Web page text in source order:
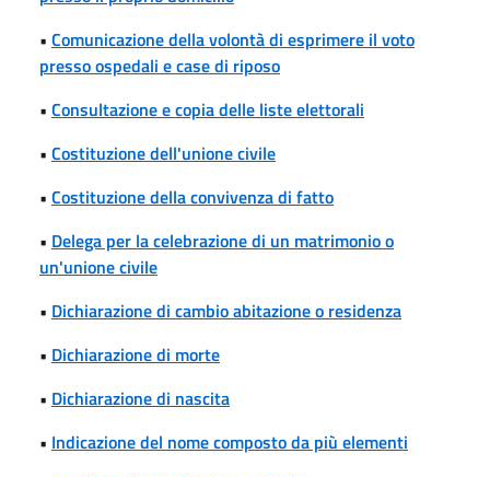
• Comunicazione della volontà di esprimere il voto
presso ospedali e case di riposo
• Consultazione e copia delle liste elettorali
• Costituzione dell'unione civile
• Costituzione della convivenza di fatto
• Delega per la celebrazione di un matrimonio o
un'unione civile
• Dichiarazione di cambio abitazione o residenza
• Dichiarazione di morte
• Dichiarazione di nascita
• Indicazione del nome composto da più elementi